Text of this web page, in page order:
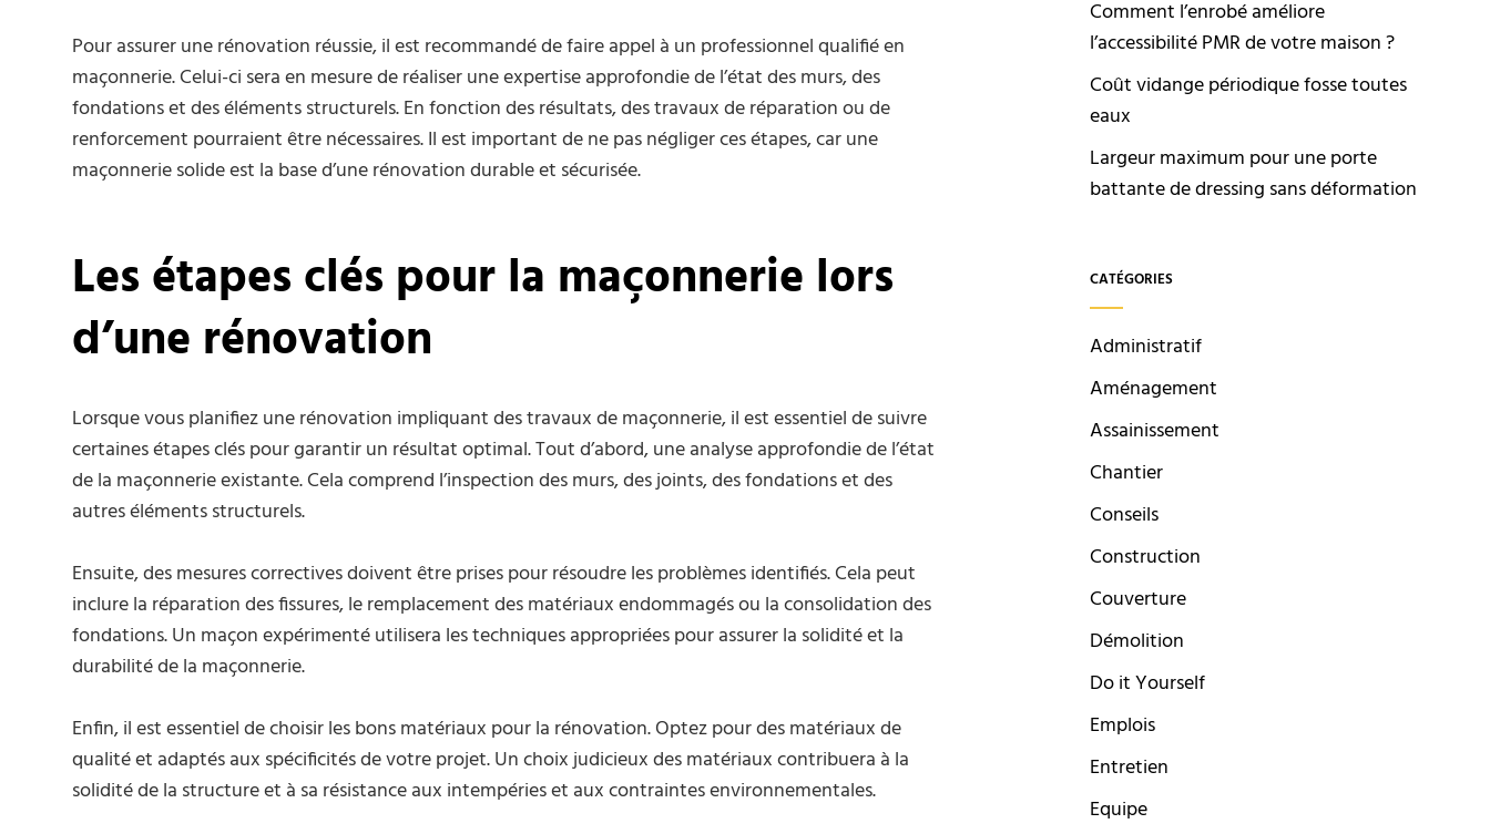
Pour assurer une rénovation réussie, il est recommandé de faire appel à un professionnel qualifié en
maçonnerie. Celui-ci sera en mesure de réaliser une expertise approfondie de l’état des murs, des
fondations et des éléments structurels. En fonction des résultats, des travaux de réparation ou de
renforcement pourraient être nécessaires. Il est important de ne pas négliger ces étapes, car une
maçonnerie solide est la base d’une rénovation durable et sécurisée.
Les étapes clés pour la maçonnerie lors
d’une rénovation
Lorsque vous planifiez une rénovation impliquant des travaux de maçonnerie, il est essentiel de suivre
certaines étapes clés pour garantir un résultat optimal. Tout d’abord, une analyse approfondie de l’état
de la maçonnerie existante. Cela comprend l’inspection des murs, des joints, des fondations et des
autres éléments structurels.
Ensuite, des mesures correctives doivent être prises pour résoudre les problèmes identifiés. Cela peut
inclure la réparation des fissures, le remplacement des matériaux endommagés ou la consolidation des
fondations. Un maçon expérimenté utilisera les techniques appropriées pour assurer la solidité et la
durabilité de la maçonnerie.
Enfin, il est essentiel de choisir les bons matériaux pour la rénovation. Optez pour des matériaux de
qualité et adaptés aux spécificités de votre projet. Un choix judicieux des matériaux contribuera à la
solidité de la structure et à sa résistance aux intempéries et aux contraintes environnementales.
Comment l’enrobé améliore
l’accessibilité PMR de votre maison ?
Coût vidange périodique fosse toutes
eaux
Largeur maximum pour une porte
battante de dressing sans déformation
CATÉGORIES
Administratif
Aménagement
Assainissement
Chantier
Conseils
Construction
Couverture
Démolition
Do it Yourself
Emplois
Entretien
Equipe